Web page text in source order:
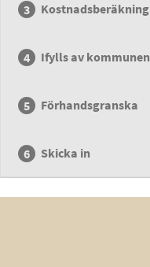
Kostnadsberäkning
Ifylls av kommunen
Förhandsgranska
Skicka in